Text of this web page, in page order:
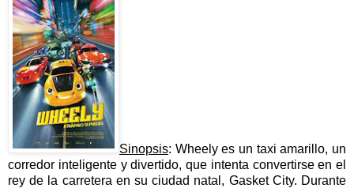
Sinopsis: Wheely es un taxi amarillo, un
corredor inteligente y divertido, que intenta convertirse en el
rey de la carretera en su ciudad natal, Gasket City. Durante